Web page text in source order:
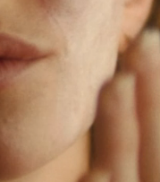
Abonnements
Erwartete Lieferung
10/08/2026
09/08/2026